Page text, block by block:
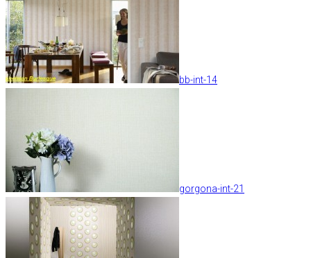
bb-int-14
gorgona-int-21